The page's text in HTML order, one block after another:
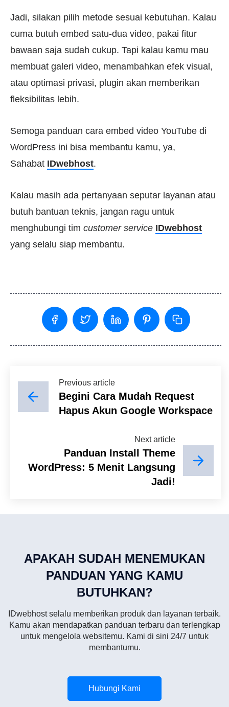
Jadi, silakan pilih metode sesuai kebutuhan. Kalau
cuma butuh embed satu-dua video, pakai fitur
bawaan saja sudah cukup. Tapi kalau kamu mau
membuat galeri video, menambahkan efek visual,
atau optimasi privasi, plugin akan memberikan
fleksibilitas lebih.
Semoga panduan cara embed video YouTube di
WordPress ini bisa membantu kamu, ya,
Sahabat IDwebhost.
Kalau masih ada pertanyaan seputar layanan atau
butuh bantuan teknis, jangan ragu untuk
menghubungi tim customer service IDwebhost
yang selalu siap membantu.
Previous article
Begini Cara Mudah Request
Hapus Akun Google Workspace
Next article
Panduan Install Theme
WordPress: 5 Menit Langsung
Jadi!
APAKAH SUDAH MENEMUKAN
PANDUAN YANG KAMU
BUTUHKAN?
IDwebhost selalu memberikan produk dan layanan terbaik.
Kamu akan mendapatkan panduan terbaru dan terlengkap
untuk mengelola websitemu. Kami di sini 24/7 untuk
membantumu.
Hubungi Kami